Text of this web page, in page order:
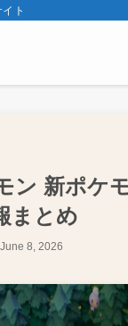
ト
ン 新ポケ
まとめ
June 8, 2026